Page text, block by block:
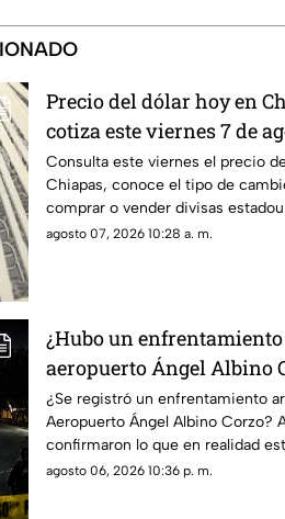
Precio del dólar hoy en
cotiza este viernes 7 de
Consulta este viernes el precio
Chiapas, conoce el tipo de
comprar o vender divisas
agosto 07, 2026 10:28 a. m.
¿Hubo un
aeropuerto Ángel Albino
dijeron las autoridades
¿Se registró un enfrentamiento
Aeropuerto Ángel Albino Corzo?
confirmaron lo que en realidad
agosto 06, 2026 10:36 p. m.